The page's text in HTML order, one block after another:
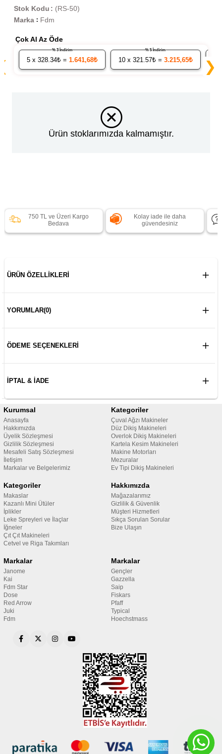
(RS-50)
Stok Kodu
Marka : Fdm
Çok Al Az Öde
5x 328.34₺ = 1.641,68₺
% 3 İndirim
10x 321.57₺ = 3.215,65₺
% 5 İndirim
❯
Ürün stoklarımızda kalmamıştır.
750 TL ve Üzeri Kargo
Bedava
Kolay iade ile daha
güvendesiniz
ÜRÜN ÖZELLIKLERI
YORUMLAR(0)
ÖDEME SEÇENEKLERI
İPTAL & İADE
Kurumsal
Anasayfa
Hakkımızda
Üyelik Sözleşmesi
Gizlilik Sözleşmesi
Mesafeli Satış Sözleşmesi
İletişim
Markalar ve Belgelerimiz
Kategoriler
Çuval Ağzı Makineler
Düz Dikiş Makineleri
Overlok Dikiş Makineleri
Kartela Kesim Makineleri
Makine Motorları
Mezuralar
Ev Tipi Dikiş Makineleri
Kategoriler
Makaslar
Kazanlı Mini Ütüler
İplikler
Leke Spreyleri ve İlaçlar
İğneler
Çıt Çıt Makineleri
Cetvel ve Riga Takımları
Hakkımızda
Mağazalarımız
Gizlilik & Güvenlik
Müşteri Hizmetleri
Sıkça Sorulan Sorular
Bize Ulaşın
Markalar
Janome
Kai
Fdm Star
Dose
Red Arrow
Juki
Fdm
Markalar
Gençler
Gazzella
Saip
Fiskars
Pfaff
Typical
Hoechstmass